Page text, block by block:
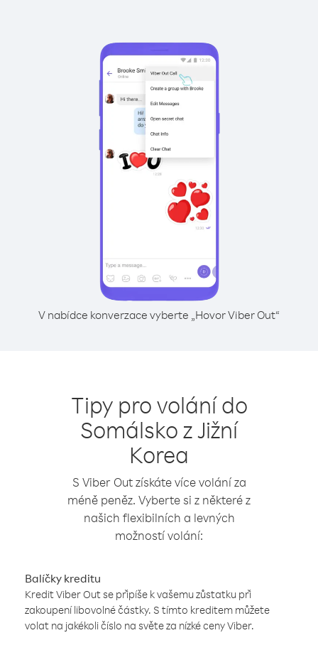
V nabídce konverzace vyberte „Hovor Viber Out“
Tipy pro volání do
Somálsko z Jižní
Korea
S Viber Out získáte více volání za
méně peněz. Vyberte si z některé z
našich flexibilních a levných
možností volání:
Balíčky kreditu
Kredit Viber Out se připíše k vašemu zůstatku při
zakoupení libovolné částky. S tímto kreditem můžete
volat na jakékoli číslo na světe za nízké ceny Viber.